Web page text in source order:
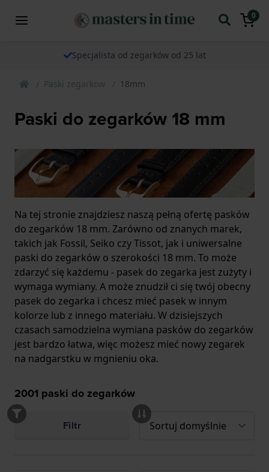
0
Specjalista od zegarków od 25 lat
Paski zegarkow 18mm
Paski do zegarków 18 mm
Na tej stronie znajdziesz naszą pełną ofertę pasków
do zegarków 18 mm. Zarówno od znanych marek,
takich jak Fossil, Seiko czy Tissot, jak i uniwersalne
paski do zegarków o szerokości 18 mm. To może
zdarzyć się każdemu - pasek do zegarka jest zużyty i
wymaga wymiany. A może znudził ci się twój obecny
pasek do zegarka i chcesz mieć pasek w innym
kolorze lub z innego materiału. W dzisiejszych
czasach samodzielna wymiana pasków do zegarków
jest bardzo łatwa, więc możesz mieć nowy zegarek
na nadgarstku w mgnieniu oka.
2001 paski do zegarków
Filtr